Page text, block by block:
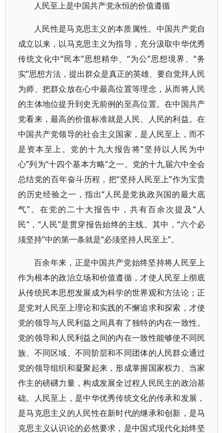
人民至上是中国共产党永恒的价值遵循
人民性是马克思主义的本质属性。中国共产党自
成立以来，以马克思主义为指导，充分汲取中华优秀
传统文化中“民本”思想精华、“为公”思想境界、“务
实”思想方法，提出群众是真正的英雄、要自觉拜人民
为师、把群众放在心中最高位置等理念，从而将人民
的主体地位提升到史无前例的至高位置。在中国共产
党看来，最高的价值标准就是人民、人民的利益。在
中国共产党领导的社会主义国家，是人民至上，而不
是资本至上。党的十九大报告将“坚持以人民为中
心”列为“十四个基本方略”之一。党的十九届六中全会
总结党的百年奋斗历程，把“坚持人民至上”作为宝贵
的历史经验之一，指出“人民是党执政兴国的最大底
气”。在党的二十大报告中，共有百余次提及“人
民”，“人民”是贯穿报告始终的主线。其中，“六个必
须坚持”中的第一条就是“必须坚持人民至上”。
百余年来，正是中国共产党始终坚持将人民至上
作为根本的政治立场和价值遵循，才使人民至上彻底
从传统民本思想发展成为科学的世界观和方法论；正
是党对人民至上理论和实践的不懈追求和探索，才使
党的领导与人民利益之间具有了独特的内在一致性。
党的领导和人民利益之间的内在一致性能够使不同民
族、不同区域、不同阶层和不同团体的人民群众通过
党的领导组织和凝聚起来，形成掌握国家权力、当家
作主的磅礴力量，构成发展全过程人民民主的政治基
础。人民至上，是中华优秀传统文化的传承和发展，
是马克思主义的人民性在新时代的继承和创新，是马
克思主义认识论的必然要求，是中国式现代化始终坚